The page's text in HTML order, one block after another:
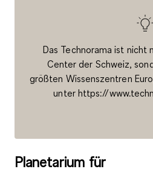
Das Technorama ist nicht
Center der Schweiz,
größten Wissenszentren
unter https://
Planetarium für